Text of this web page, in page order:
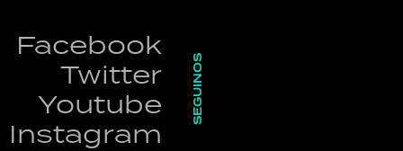
Facebook
Twitter
Youtube
Instagram
SEGUINOS